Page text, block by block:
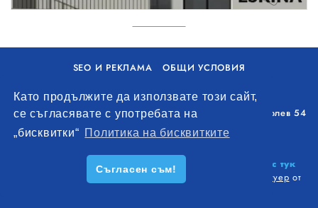
Като продължите да използвате този сайт,
се съгласявате с употребата на
„бисквитки“ Политика на бисквитките
Съгласен съм!
SEO И РЕКЛАМА
ОБЩИ УСЛОВИЯ
Уолоу Интернешънъл ЕООД, гр. Варна, бул. Генерал Колев 54
+359 893 621 112
office@remontna-brigada.com
Създай профил на своя строителен бизнес тук
. Всички права запазени. Изработка на софтуер от